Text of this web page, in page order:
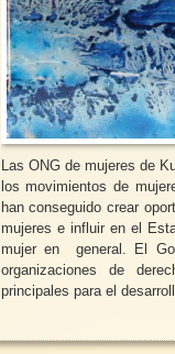
Las ONG de mujeres de
los movimientos de
han conseguido crear
mujeres e influir en el
mujer en general. El
organizaciones de
principales para el